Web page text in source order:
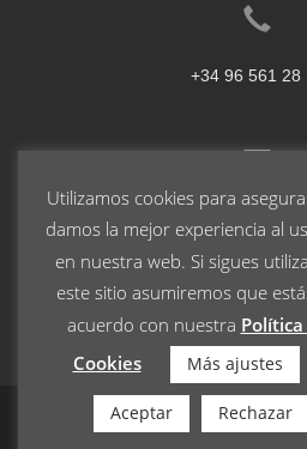
+34 96 561 28
© 2023 Turrones Pablo
Utilizamos cookies para
damos la mejor experiencia al
en nuestra web. Si sigues
este sitio asumiremos que
acuerdo con nuestra Política
Cookies
Más ajustes
Aceptar Rechazar